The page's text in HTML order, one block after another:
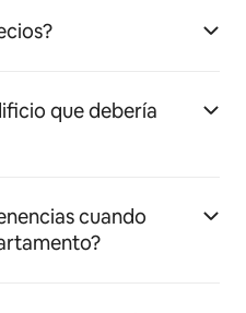
que debería
cuando